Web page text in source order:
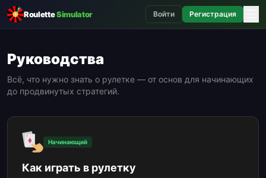
RouletteSimulator Войти Регистрация
Руководства
Всё, что нужно знать о рулетке — от основ для начинающих
до продвинутых стратегий.
Начинающий
Как играть в рулетку